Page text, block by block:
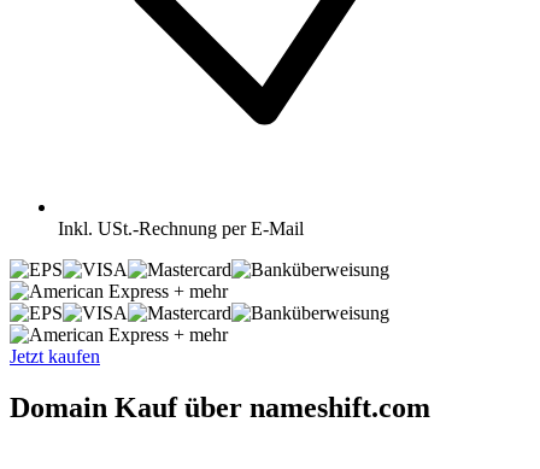
Inkl. USt.-Rechnung per E-Mail
+ mehr
+ mehr
Jetzt kaufen
Domain Kauf über nameshift.com